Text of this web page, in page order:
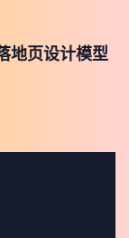
地页设计模型